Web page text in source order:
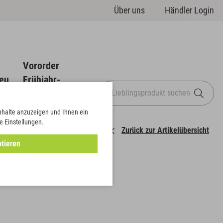
Über uns Händler Login
Vororder
Frühjahr-
Zurück zur Artikelübersicht
anzuzeigen und Ihnen ein
Einstellungen.